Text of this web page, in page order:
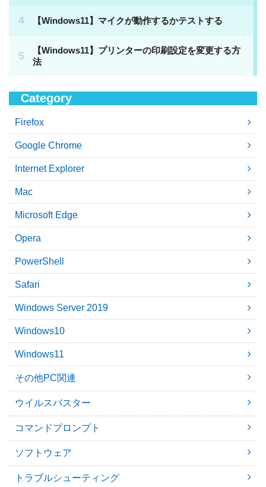
Category
Firefox
Google Chrome
Internet Explorer
Mac
Microsoft Edge
Opera
PowerShell
Safari
Windows Server 2019
Windows10
Windows11
その他PC関連
ウイルスバスター
コマンドプロンプト
ソフトウェア
トラブルシューティング